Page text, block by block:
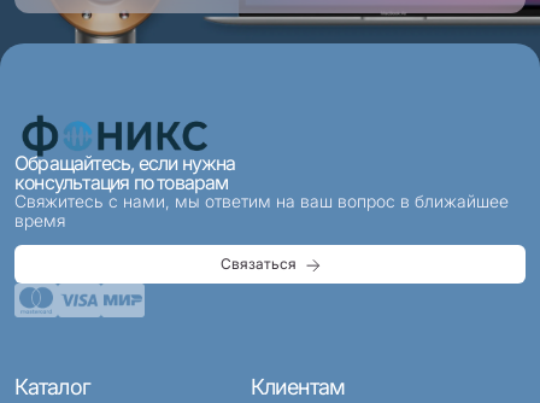
Обращайтесь, если нужна
консультация по товарам
Свяжитесь с нами, мы ответим на ваш вопрос в ближайшее
время
Связаться
Каталог Клиентам